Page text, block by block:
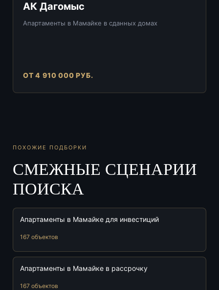
АК Дагомыс
Апартаменты в Мамайке в сданных домах
ОТ 4 910 000 РУБ.
ПОХОЖИЕ ПОДБОРКИ
СМЕЖНЫЕ СЦЕНАРИИ
ПОИСКА
Апартаменты в Мамайке для инвестиций
167 объектов
Апартаменты в Мамайке в рассрочку
167 объектов